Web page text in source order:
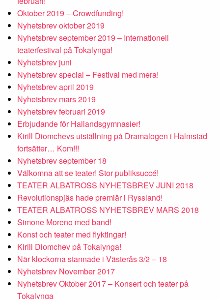
Oktober 2019 – Crowdfunding!
Nyhetsbrev oktober 2019
Nyhetsbrev september 2019 – Internationell
teaterfestival på Tokalynga!
Nyhetsbrev juni
Nyhetsbrev special – Festival med mera!
Nyhetsbrev april 2019
Nyhetsbrev mars 2019
Nyhetsbrev februari 2019
Erbjudande för Hallandsgymnasier!
Kirill Diomchevs utställning på Dramalogen i Halmstad
fortsätter… Kom!!!
Nyhetsbrev september 18
Välkomna att se teater! Stor publiksuccé!
TEATER ALBATROSS NYHETSBREV JUNI 2018
Revolutionspjäs hade premiär i Ryssland!
TEATER ALBATROSS NYHETSBREV MARS 2018
Simone Moreno med band!
Konst och teater med flyktingar!
Kirill Diomchev på Tokalynga!
När klockorna stannade i Västerås 3/2 – 18
Nyhetsbrev November 2017
Nyhetsbrev Oktober 2017 – Konsert och teater på
Tokalynga